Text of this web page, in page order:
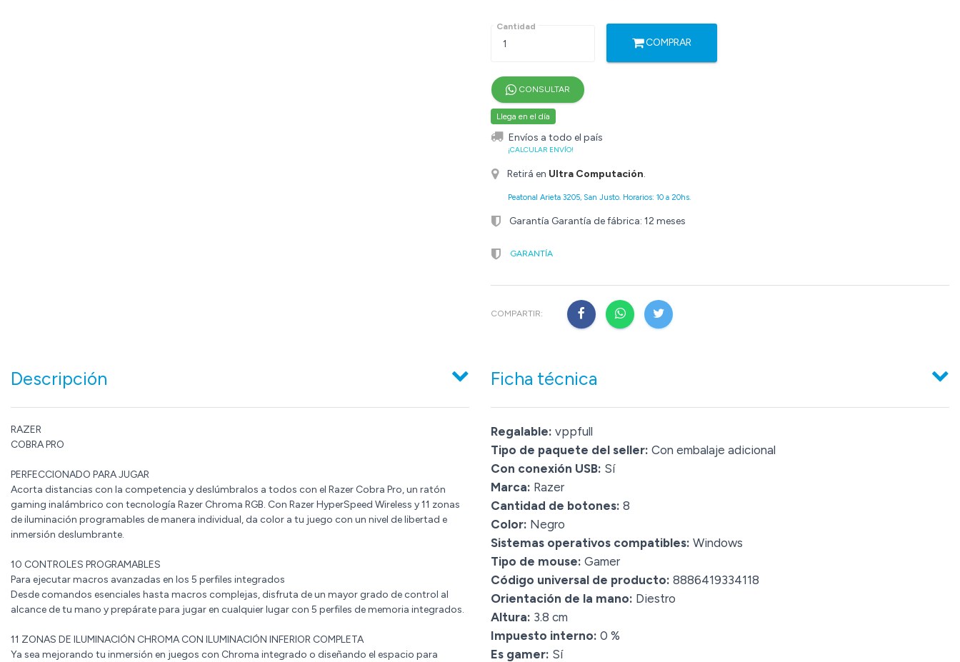
Cantidad
COMPRAR
CONSULTAR
Llega en el día
Envíos a todo el país
¡CALCULAR ENVÍO!
Retirá en Ultra Computación.
Peatonal Arieta 3205, San Justo. Horarios: 10 a 20hs.
Garantía Garantía de fábrica: 12 meses
GARANTÍA
COMPARTIR:
Descripción
RAZER
COBRA PRO
PERFECCIONADO PARA JUGAR
Acorta distancias con la competencia y deslúmbralos a todos con el Razer Cobra Pro, un ratón
gaming inalámbrico con tecnología Razer Chroma RGB. Con Razer HyperSpeed Wireless y 11 zonas
de iluminación programables de manera individual, da color a tu juego con un nivel de libertad e
inmersión deslumbrante.
10 CONTROLES PROGRAMABLES
Para ejecutar macros avanzadas en los 5 perfiles integrados
Desde comandos esenciales hasta macros complejas, disfruta de un mayor grado de control al
alcance de tu mano y prepárate para jugar en cualquier lugar con 5 perfiles de memoria integrados.
11 ZONAS DE ILUMINACIÓN CHROMA CON ILUMINACIÓN INFERIOR COMPLETA
Ya sea mejorando tu inmersión en juegos con Chroma integrado o diseñando el espacio para
Ficha técnica
Regalable: vppfull
Tipo de paquete del seller: Con embalaje adicional
Con conexión USB: Sí
Marca: Razer
Cantidad de botones: 8
Color: Negro
Sistemas operativos compatibles: Windows
Tipo de mouse: Gamer
Código universal de producto: 8886419334118
Orientación de la mano: Diestro
Altura: 3.8 cm
Impuesto interno: 0 %
Es gamer: Sí